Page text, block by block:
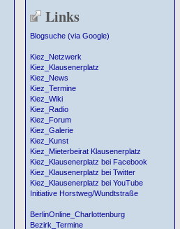
Links
Blogsuche (via Google)
Kiez_Netzwerk
Kiez_Klausenerplatz
Kiez_News
Kiez_Termine
Kiez_Wiki
Kiez_Radio
Kiez_Forum
Kiez_Galerie
Kiez_Kunst
Kiez_Mieterbeirat Klausenerplatz
Kiez_Klausenerplatz bei Facebook
Kiez_Klausenerplatz bei Twitter
Kiez_Klausenerplatz bei YouTube
Initiative Horstweg/Wundtstraße
BerlinOnline_Charlottenburg
Bezirk_Termine